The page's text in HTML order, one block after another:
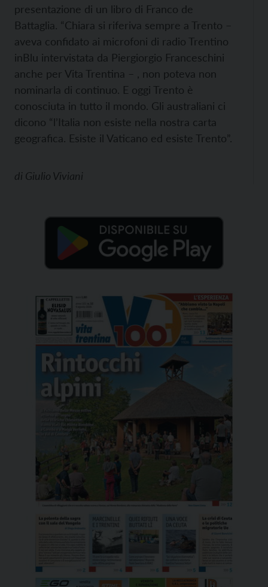
presentazione di un libro di Franco de
Battaglia. “Chiara si riferiva sempre a Trento –
aveva confidato ai microfoni di radio Trentino
inBlu intervistata da Piergiorgio Franceschini
anche per Vita Trentina – , non poteva non
nominarla di continuo. E oggi Trento è
conosciuta in tutto il mondo. Gli australiani ci
dicono “l’Italia non esiste nella nostra carta
geografica. Esiste il Vaticano ed esiste Trento”.
di Giulio Viviani